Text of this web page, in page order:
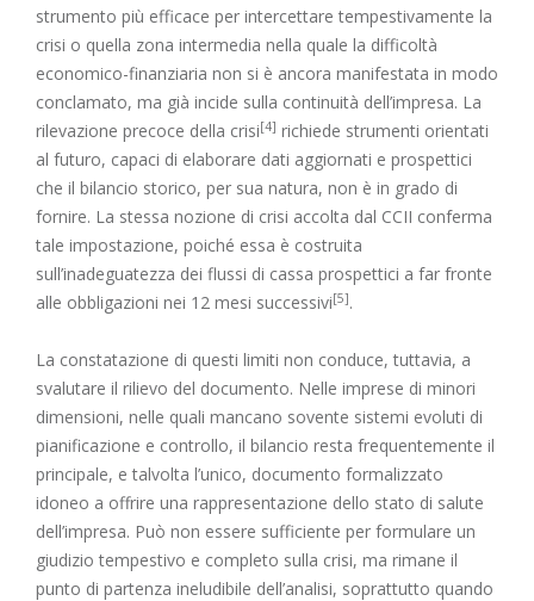
strumento più efficace per intercettare tempestivamente la
crisi o quella zona intermedia nella quale la difficoltà
economico-finanziaria non si è ancora manifestata in modo
conclamato, ma già incide sulla continuità dell’impresa. La
rilevazione precoce della crisi[4] richiede strumenti orientati
al futuro, capaci di elaborare dati aggiornati e prospettici
che il bilancio storico, per sua natura, non è in grado di
fornire. La stessa nozione di crisi accolta dal CCII conferma
tale impostazione, poiché essa è costruita
sull’inadeguatezza dei flussi di cassa prospettici a far fronte
alle obbligazioni nei 12 mesi successivi[5].
La constatazione di questi limiti non conduce, tuttavia, a
svalutare il rilievo del documento. Nelle imprese di minori
dimensioni, nelle quali mancano sovente sistemi evoluti di
pianificazione e controllo, il bilancio resta frequentemente il
principale, e talvolta l’unico, documento formalizzato
idoneo a offrire una rappresentazione dello stato di salute
dell’impresa. Può non essere sufficiente per formulare un
giudizio tempestivo e completo sulla crisi, ma rimane il
punto di partenza ineludibile dell’analisi, soprattutto quando